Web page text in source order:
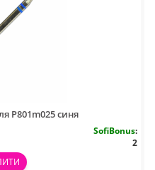
P801m025 синя
SofiBonus:
2